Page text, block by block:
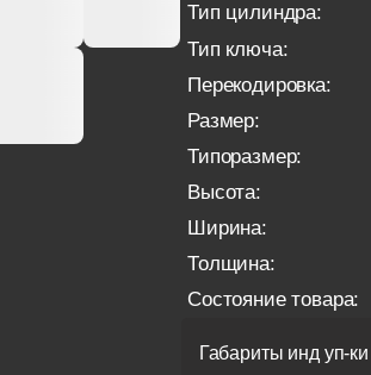
Тип цилиндра:
Тип ключа:
Перекодировка:
Размер:
Типоразмер:
Высота:
Ширина:
Толщина:
Состояние товара:
Габариты инд уп-